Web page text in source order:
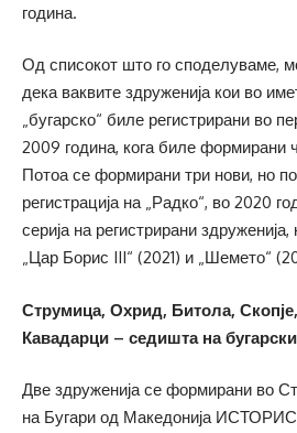
година.
Од списокот што го споделуваме,
дека ваквите здруженија кои во
„бугарско“ биле регистрирани во
2009 година, кога биле формирани
Потоа се формирани три нови, но
регистрација на „Радко“, во 2020
серија на регистрирани
„Цар Борис III“ (2021) и „Шемето“
Струмица, Охрид, Битола,
Кавадарци – седишта на
Две здруженија се формирани во
на Бугари од Македонија